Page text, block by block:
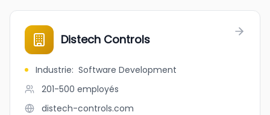
Distech Controls
Industrie: Software Development
201-500 employés
distech-controls.com